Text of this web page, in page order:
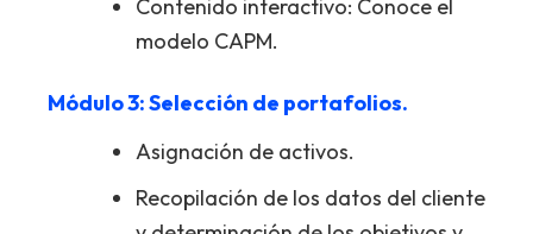
Contenido interactivo: Conoce el
modelo CAPM.
Módulo 3: Selección de portafolios.
Asignación de activos.
Recopilación de los datos del cliente